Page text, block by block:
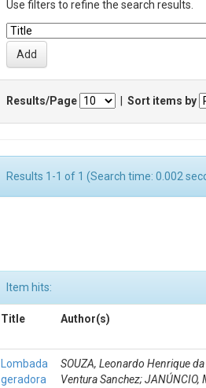
Use filters to refine the search results.
Results/Page Sort items by
Results 1-1 of 1 (Search time: 0.002
Item hits:
Title Author(s)
Lombada
geradora
SOUZA, Leonardo Henrique
Ventura Sanchez; JANÚNCIO,